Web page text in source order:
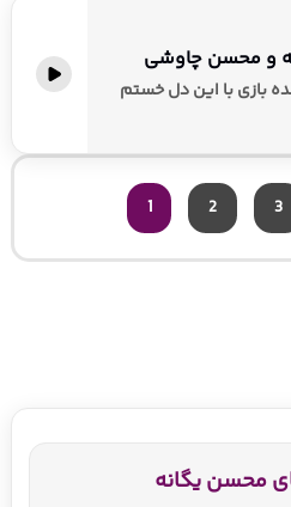
و محسن چاوشی
بازی با این دل خستم
1 2 3
محسن یگانه